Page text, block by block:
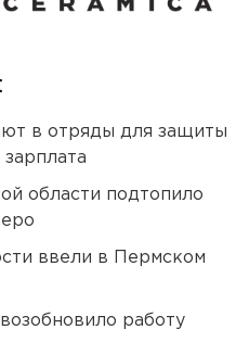
в отряды для защиты
области подтопило
ввели в Пермском
работу